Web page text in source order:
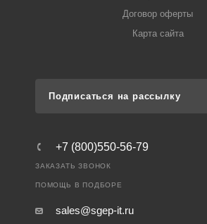
Договор оферты
Карта сайта
Подписаться на рассылку
+7 (800)550-56-79
ЗАКАЗАТЬ ЗВОНОК
ПОМОЩЬ В ПОДБОРЕ
sales@sgep-it.ru